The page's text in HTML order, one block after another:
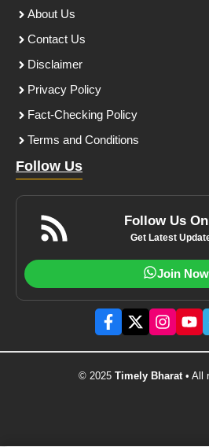
About Us
Contact Us
Disclaimer
Privacy Policy
Fact-Checking Policy
Terms and Conditions
Follow Us
Follow Us
Get Latest
Join Now
© 2025 Timely Bharat• All